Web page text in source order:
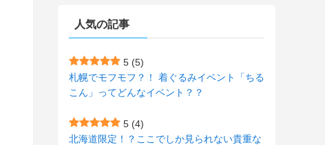
(1)
(7)
(10)
(5)
(15)
(9)
(11)
(1)
(8)
(5)
(4)
(2)
(3)
(3)
(2)
(1)
人気の記事
5 (5)
札幌でモフモフ？！ 着ぐるみイベント「ちる
こん」ってどんなイベント？？
5 (4)
北海道限定！？ここでしか見られない貴重な